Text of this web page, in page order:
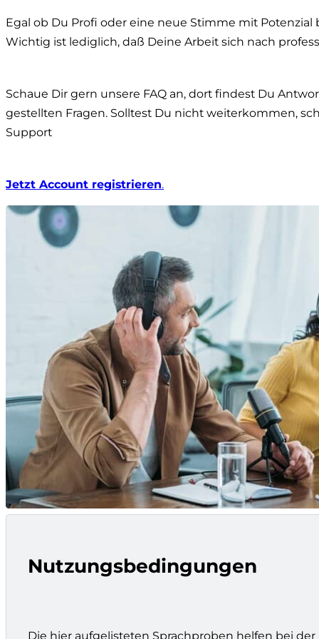
Egal ob Du Profi oder eine neue Stimme mit Potenzial
Wichtig ist lediglich, daß Deine Arbeit sich nach
Schaue Dir gern unsere FAQ an, dort findest Du
gestellten Fragen. Solltest Du nicht weiterkommen,
Support
Jetzt Account registrieren.
Nutzungsbedingungen
Die hier aufgelisteten Sprachproben helfen bei der